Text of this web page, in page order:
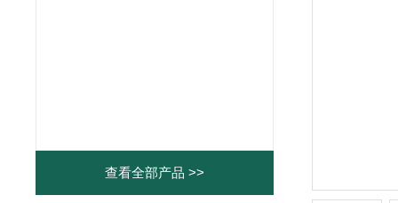
查看全部产品 >>